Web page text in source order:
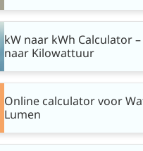
kW naar kWh Calculator
naar Kilowattuur
Online calculator voor
Lumen